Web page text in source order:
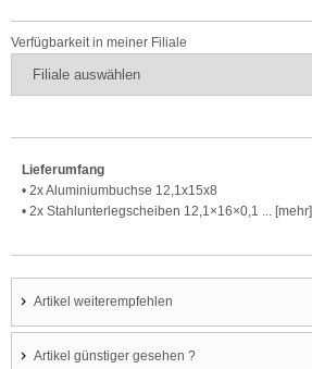
Verfügbarkeit in meiner Filiale
Lieferumfang
• 2x Aluminiumbuchse 12,1x15x8
• 2x Stahlunterlegscheiben 12,1×16×0,1 ... [mehr]
Artikel weiterempfehlen
Artikel günstiger gesehen ?